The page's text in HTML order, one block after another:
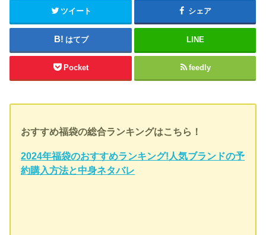
ツイート シェア
はてブ LINE
Pocket feedly
おすすめ福袋の総合ランキングはこちら！
2024年福袋のおすすめランキング!人気ブランドの予
約購入方法と中身ネタバレ